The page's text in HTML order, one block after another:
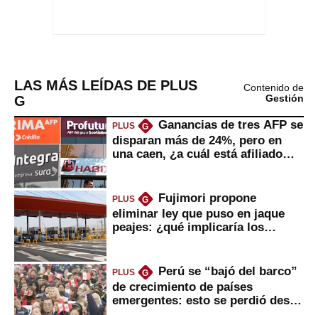
LAS MÁS LEÍDAS DE PLUS
G
Contenido de
Gestión
PLUS G
Ganancias de tres AFP se
disparan más de 24%, pero en
una caen, ¿a cuál está afiliado
PLUS G
Fujimori propone
eliminar ley que puso en jaque
peajes: ¿qué implicaría los
PLUS G
Perú se “bajó del barco”
de crecimiento de países
emergentes: esto se perdió desde